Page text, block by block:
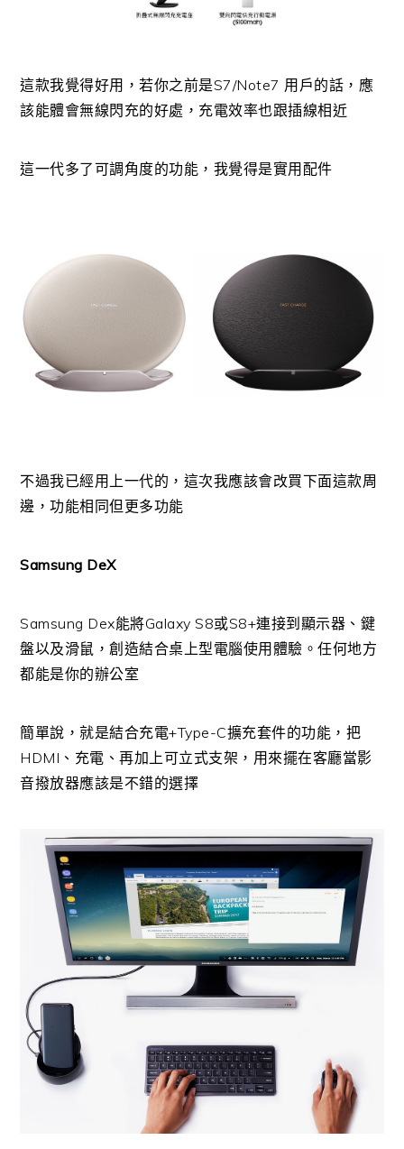
這款我覺得好用，若你之前是S7/Note7 用戶的話，應
該能體會無線閃充的好處，充電效率也跟插線相近
這一代多了可調角度的功能，我覺得是實用配件
不過我已經用上一代的，這次我應該會改買下面這款周
邊，功能相同但更多功能
Samsung DeX
Samsung Dex能將Galaxy S8或S8+連接到顯示器、鍵
盤以及滑鼠，創造結合桌上型電腦使用體驗。任何地方
都能是你的辦公室
簡單說，就是結合充電+Type-C擴充套件的功能，把
HDMI、充電、再加上可立式支架，用來擺在客廳當影
音撥放器應該是不錯的選擇